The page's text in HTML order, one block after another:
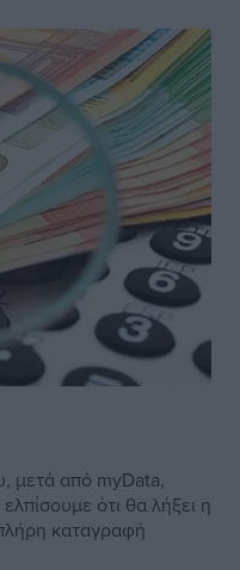
μετά από myData,
ότι θα λήξει η
καταγραφή